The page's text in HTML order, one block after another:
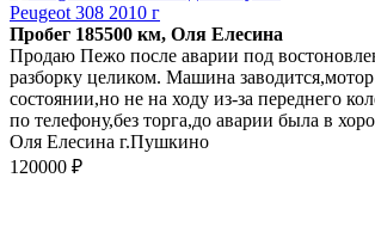
Peugeot 308 2010 г
Пробег 185500 км, Оля Елесина
Продаю Пежо после аварии под
разборку целиком. Машина
состоянии,но не на ходу из-за переднего
по телефону,без торга,до аварии была в
Оля Елесина г.Пушкино
120000 ₽